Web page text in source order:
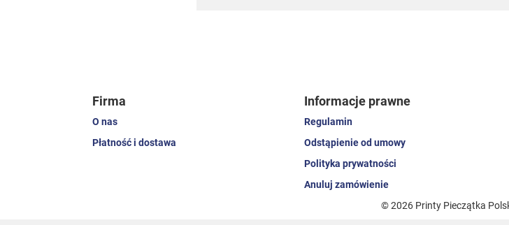
Firma
O nas
Płatność i dostawa
Informacje prawne
Regulamin
Odstąpienie od umowy
Polityka prywatności
Anuluj zamówienie
© 2026 Printy Pieczątka